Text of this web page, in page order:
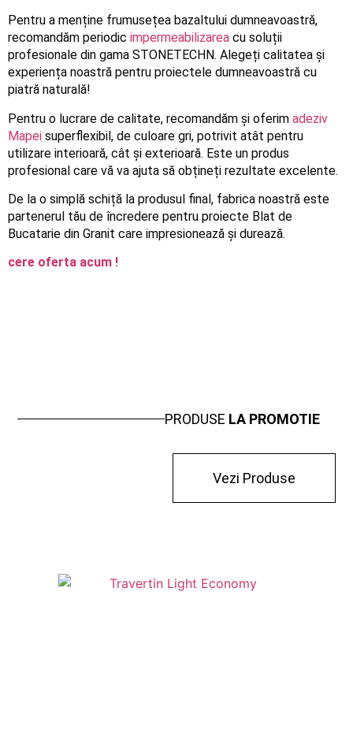
Pentru a menține frumusețea bazaltului dumneavoastră,
recomandăm periodic impermeabilizarea cu soluții
profesionale din gama STONETECHN. Alegeți calitatea și
experiența noastră pentru proiectele dumneavoastră cu
piatră naturală!
Pentru o lucrare de calitate, recomandăm și oferim adeziv
Mapei superflexibil, de culoare gri, potrivit atât pentru
utilizare interioară, cât și exterioară. Este un produs
profesional care vă va ajuta să obțineți rezultate excelente.
De la o simplă schiță la produsul final, fabrica noastră este
partenerul tău de încredere pentru proiecte Blat de
Bucatarie din Granit care impresionează și durează.
cere oferta acum !
PRODUSE LA PROMOTIE
Vezi Produse